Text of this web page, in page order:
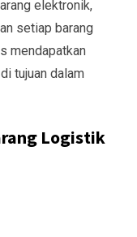
elektronik,
setiap barang
mendapatkan
tujuan dalam
Logistik